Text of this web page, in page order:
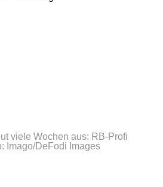
viele Wochen aus: RB-Profi
Imago/DeFodi Images